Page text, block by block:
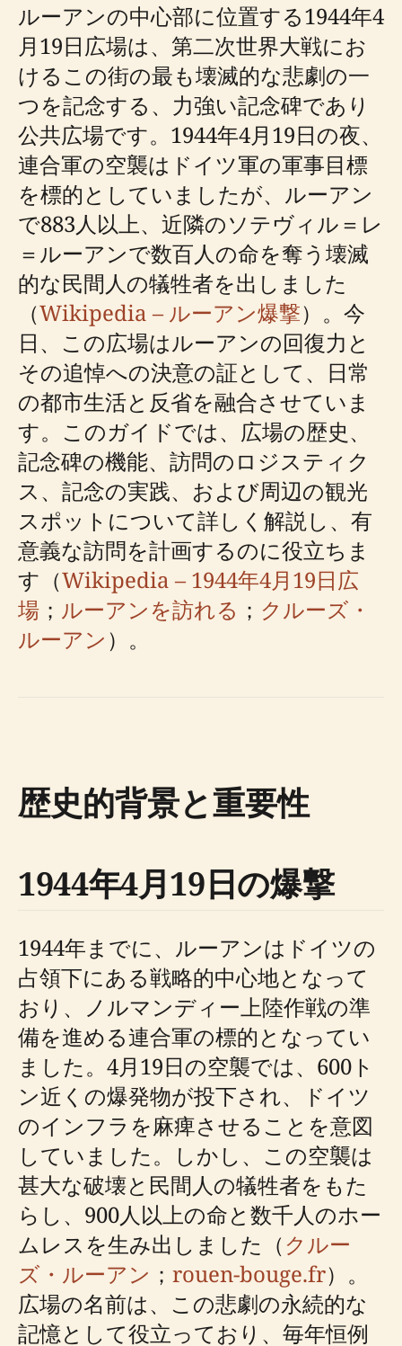
ルーアンの中心部に位置する1944年4
月19日広場は、第二次世界大戦にお
けるこの街の最も壊滅的な悲劇の一
つを記念する、力強い記念碑であり
公共広場です。1944年4月19日の夜、
連合軍の空襲はドイツ軍の軍事目標
を標的としていましたが、ルーアン
で883人以上、近隣のソテヴィル＝レ
＝ルーアンで数百人の命を奪う壊滅
的な民間人の犠牲者を出しました
（Wikipedia – ルーアン爆撃）。今
日、この広場はルーアンの回復力と
その追悼への決意の証として、日常
の都市生活と反省を融合させていま
す。このガイドでは、広場の歴史、
記念碑の機能、訪問のロジスティク
ス、記念の実践、および周辺の観光
スポットについて詳しく解説し、有
意義な訪問を計画するのに役立ちま
す（Wikipedia – 1944年4月19日広
場 ； ルーアンを訪れる ； クルーズ・
ルーアン）。
歴史的背景と重要性
1944年4月19日の爆撃
1944年までに、ルーアンはドイツの
占領下にある戦略的中心地となって
おり、ノルマンディー上陸作戦の準
備を進める連合軍の標的となってい
ました。4月19日の空襲では、600ト
ン近くの爆発物が投下され、ドイツ
のインフラを麻痺させることを意図
していました。しかし、この空襲は
甚大な破壊と民間人の犠牲者をもた
らし、900人以上の命と数千人のホー
ムレスを生み出しました（クルー
ズ・ルーアン ； rouen-bouge.fr）。
広場の名前は、この悲劇の永続的な
記憶として役立っており、毎年恒例